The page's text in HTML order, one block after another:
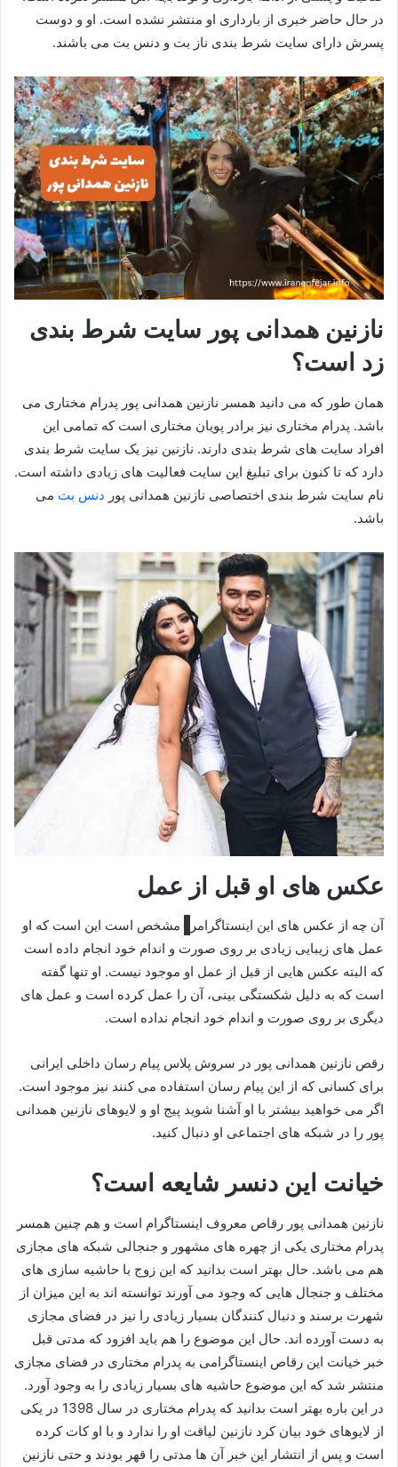
در حال حاضر خبری از بارداری او منتشر نشده است. او و دوست
پسرش دارای سایت شرط بندی ناز بت و دنس بت می باشند.
نازنین همدانی پور سایت شرط بندی
زد است؟
همان طور که می دانید همسر نازنین همدانی پور پدرام مختاری می
باشد. پدرام مختاری نیز برادر پویان مختاری است که تمامی این
افراد سایت های شرط بندی دارند. نازنین نیز یک سایت شرط بندی
دارد که تا کنون برای تبلیغ این سایت فعالیت های زیادی داشته است.
نام سایت شرط بندی اختصاصی نازنین همدانی پور دنس بت می
باشد.
عکس های او قبل از عمل
آن چه از عکس های این اینستاگرامر
مشخص است این است که او
عمل های زیبایی زیادی بر روی صورت و اندام خود انجام داده است
که البته عکس هایی از قبل از عمل او موجود نیست. او تنها گفته
است که به دلیل شکستگی بینی، آن را عمل کرده است و عمل های
دیگری بر روی صورت و اندام خود انجام نداده است.
رقص نازنین همدانی پور در سروش پلاس پیام رسان داخلی ایرانی
برای کسانی که از این پیام رسان استفاده می کنند نیز موجود است.
اگر می خواهید بیشتر با او آشنا شوید پیج او و لایوهای نازنین همدانی
پور را در شبکه های اجتماعی او دنبال کنید.
خیانت این دنسر شایعه است؟
نازنین همدانی پور رقاص معروف اینستاگرام است و هم چنین همسر
پدرام مختاری یکی از چهره های مشهور و جنجالی شبکه های مجازی
هم می باشد. حال بهتر است بدانید که این زوج با حاشیه سازی های
مختلف و جنجال هایی که وجود می آورند توانسته اند به این میزان از
شهرت برسند و دنبال کنندگان بسیار زیادی را نیز در فضای مجازی
به دست آورده اند. حال این موضوع را هم باید افزود که مدتی قبل
خبر خیانت این رقاص اینستاگرامی به پدرام مختاری در فضای مجازی
منتشر شد که این موضوع حاشیه‌ های بسیار زیادی را به وجود آورد.
در این باره بهتر است بدانید که پدرام مختاری در سال 1398 در یکی
از لایوهای خود بیان کرد نازنین لیاقت او را ندارد و با او کات کرده
است و پس از انتشار این خبر آن ها مدتی را قهر بودند و حتی نازنین